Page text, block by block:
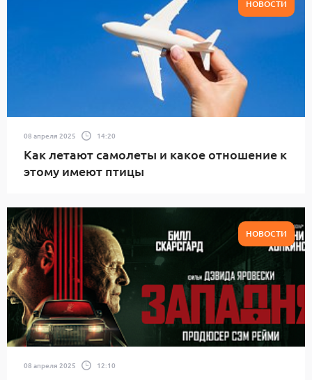
НОВОСТИ
08 апреля 2025 14:20
Как летают самолеты и какое отношение к
этому имеют птицы
НОВОСТИ
08 апреля 2025 12:10